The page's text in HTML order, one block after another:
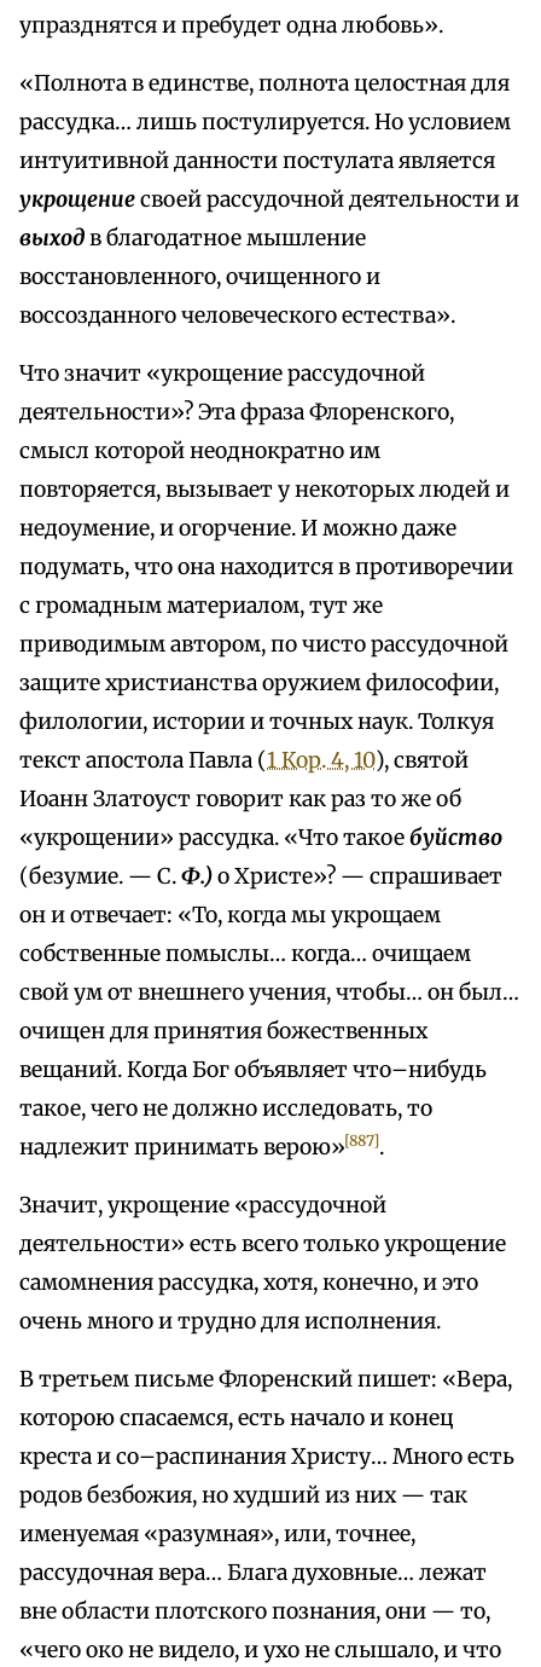
упразднятся и пребудет одна любовь».
«Полнота в единстве, полнота целостная для
рассудка… лишь постулируется. Но условием
интуитивной данности постулата является
укрощениесвоей рассудочной деятельности и
выходв благодатное мышление
восстановленного, очищенного и
воссозданного человеческого естества».
Что значит «укрощение рассудочной
деятельности»? Эта фраза Флоренского,
смысл которой неоднократно им
повторяется, вызывает у некоторых людей и
недоумение, и огорчение. И можно даже
подумать, что она находится в противоречии
с громадным материалом, тут же
приводимым автором, по чисто рассудочной
защите христианства оружием философии,
филологии, истории и точных наук. Толкуя
текст апостола Павла (1 Кор. 4, 10), святой
Иоанн Златоуст говорит как раз то же об
«укрощении» рассудка. «Что такоебуйство
(безумие. — С.Ф.)о Христе»? — спрашивает
он и отвечает: «То, когда мы укрощаем
собственные помыслы… когда… очищаем
свой ум от внешнего учения, чтобы… он был…
очищен для принятия божественных
вещаний. Когда Бог объявляет что–нибудь
такое, чего не должно исследовать, то
надлежит принимать верою»[887].
Значит, укрощение «рассудочной
деятельности» есть всего только укрощение
самомнения рассудка, хотя, конечно, и это
очень много и трудно для исполнения.
В третьем письме Флоренский пишет: «Вера,
которою спасаемся, есть начало и конец
креста и со–распинания Христу… Много есть
родов безбожия, но худший из них — так
именуемая «разумная», или, точнее,
рассудочная вера… Блага духовные… лежат
вне области плотского познания, они — то,
«чего око не видело, и ухо не слышало, и что